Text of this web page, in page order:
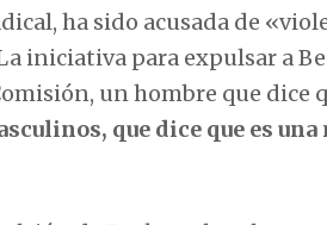
ha sido acusada de
iniciativa para expulsar a
un hombre que dice
que dice que es